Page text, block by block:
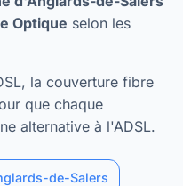
Optique selon les
la couverture fibre
que chaque
alternative à l'ADSL.
de-Salers